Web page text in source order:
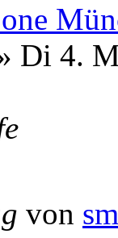
Di 4.
von